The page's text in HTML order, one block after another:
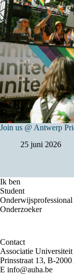
Join us @ Antwerp
25 juni 2026
Ik ben
Student
Onderwijsprofessional
Onderzoeker
Contact
Associatie
Prinsstraat 13, B-
E info@auha.be